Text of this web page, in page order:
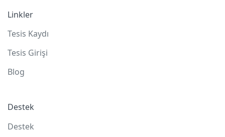
Linkler
Tesis Kaydı
Tesis Girişi
Blog
Destek
Destek